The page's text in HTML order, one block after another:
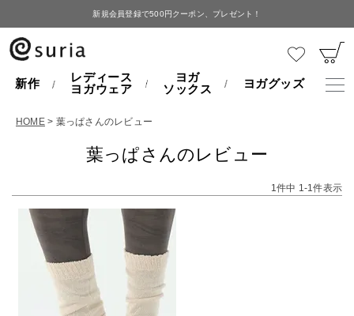
新規会員登録で500円クーポン、プレゼント！
新作
レディース
ヨガウェア
ヨガ
ソックス
ヨガグッズ
HOME 葉っぱさんのレビュー
葉っぱさんのレビュー
1件中 1-1件表示